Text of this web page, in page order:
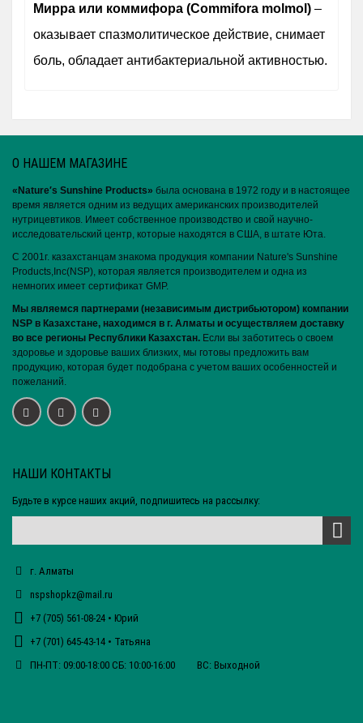
Мирра или коммифора (Commifora molmol) –
оказывает спазмолитическое действие, снимает
боль, обладает антибактериальной активностью.
О НАШЕМ МАГАЗИНЕ
«Nature′s Sunshine Products» была основана в 1972 году и в настоящее
время является одним из ведущих американских производителей
нутрицевтиков. Имеет собственное производство и свой научно-
исследовательский центр, которые находятся в США, в штате Юта.
С 2001г. казахстанцам знакома продукция компании Nature's Sunshine
Products,Inc(NSP), которая является производителем и одна из
немногих имеет сертификат GMP.
Мы являемся партнерами (независимым дистрибьютором) компании
NSP в Казахстане, находимся в г. Алматы и осуществляем доставку
во все регионы Республики Казахстан. Если вы заботитесь о своем
здоровье и здоровье ваших близких, мы готовы предложить вам
продукцию, которая будет подобрана с учетом ваших особенностей и
пожеланий.
НАШИ КОНТАКТЫ
Будьте в курсе наших акций, подпишитесь на рассылку:
г. Алматы
nspshopkz@mail.ru
+7 (705) 561-08-24 • Юрий
+7 (701) 645-43-14 • Татьяна
ПН-ПТ: 09:00-18:00 СБ: 10:00-16:00 ВС: Выходной